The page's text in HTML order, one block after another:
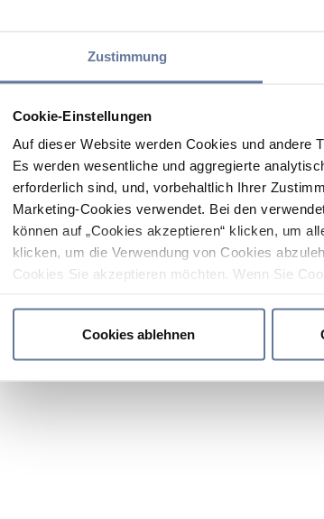
Zustimmung
Cookie-Einstellungen
Auf dieser Website werden Cookies und andere
Es werden wesentliche und aggregierte
erforderlich sind, und, vorbehaltlich Ihrer
Marketing-Cookies verwendet. Bei den
können auf „Cookies akzeptieren“ klicken, um
klicken, um die Verwendung von Cookies
Cookies Sie akzeptieren möchten. Wenn Sie
Cookies ablehnen